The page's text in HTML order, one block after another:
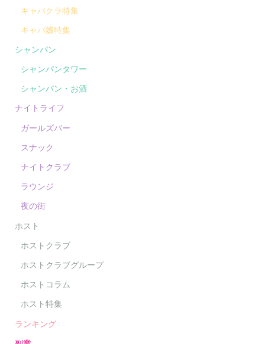
キャバクラ特集
キャバ嬢特集
シャンパン
シャンパンタワー
シャンパン・お酒
ナイトライフ
ガールズバー
スナック
ナイトクラブ
ラウンジ
夜の街
ホスト
ホストクラブ
ホストクラブグループ
ホストコラム
ホスト特集
ランキング